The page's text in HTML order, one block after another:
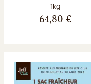
Poids net :
1kg
64,80 €